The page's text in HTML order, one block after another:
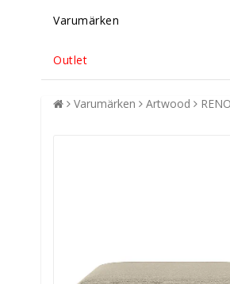
Varumärken
Outlet
Varumärken Artwood